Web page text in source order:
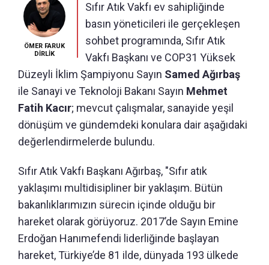
ÖMER FARUK
DİRLİK
Sıfır Atık Vakfı ev sahipliğinde
basın yöneticileri ile gerçekleşen
sohbet programında, Sıfır Atık
Vakfı Başkanı ve COP31 Yüksek
Düzeyli İklim Şampiyonu Sayın Samed Ağırbaş
ile Sanayi ve Teknoloji Bakanı Sayın Mehmet
Fatih Kacır; mevcut çalışmalar, sanayide yeşil
dönüşüm ve gündemdeki konulara dair aşağıdaki
değerlendirmelerde bulundu.
Sıfır Atık Vakfı Başkanı Ağırbaş, "Sıfır atık
yaklaşımı multidisipliner bir yaklaşım. Bütün
bakanlıklarımızın sürecin içinde olduğu bir
hareket olarak görüyoruz. 2017’de Sayın Emine
Erdoğan Hanımefendi liderliğinde başlayan
hareket, Türkiye’de 81 ilde, dünyada 193 ülkede